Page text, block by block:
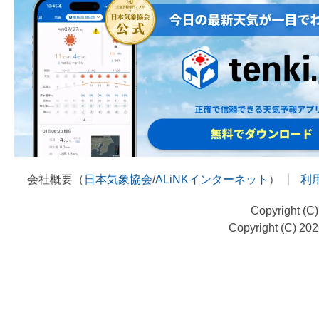
会社概要（ 日本気象協会/ALiNKインターネット ） 利
Copyright
Copyright (C)